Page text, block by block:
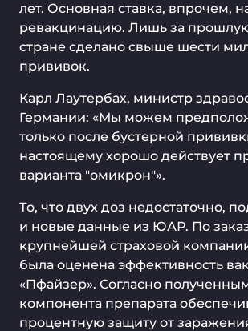
лет. Основная ставка, впрочем,
ревакцинацию. Лишь за
стране сделано свыше шести
прививок.
Карл Лаутербах, министр
Германии: «Мы можем
только после бустерной
настоящему хорошо действует
варианта "омикрон"».
То, что двух доз недостаточно,
и новые данные из ЮАР. По
крупнейшей страховой
была оценена эффективность
«Пфайзер». Согласно
компонента препарата
процентную защиту от